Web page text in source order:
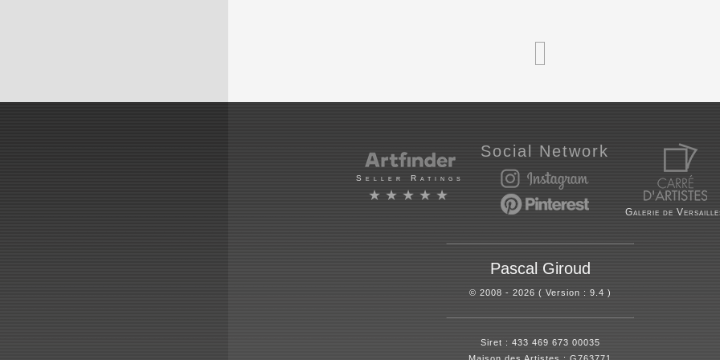
Seller Ratings
★★★★★
Social Network
Galerie de
Pascal Giroud
© 2008 - 2026 ( Version : 9.4 )
Siret : 433 469 673 00035